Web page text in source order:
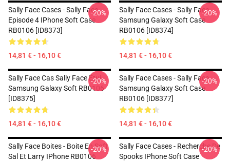
Sally Face Cases - Sally Face
Episode 4 IPhone Soft Case
RB0106 [ID8373]
14,81 € - 16,10 €
-20%
Sally Face Cases - Sally Face
Samsung Galaxy Soft Case
RB0106 [ID8374]
14,81 € - 16,10 €
-20%
Sally Face Cas Sally Face Étui
Samsung Galaxy Soft RB0106
[ID8375]
14,81 € - 16,10 €
-20%
Sally Face Cases - Sally Face
Samsung Galaxy Soft Case
RB0106 [ID8377]
14,81 € - 16,10 €
-20%
Sally Face Boites - Boite En Soft
Sal Et Larry IPhone RB0106
-20%
Sally Face Cases - Recherche De
Spooks IPhone Soft Case
-20%